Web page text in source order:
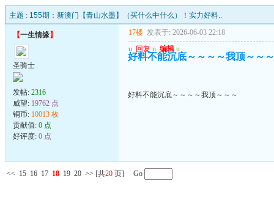
主题 : 155期：新澳门【青山水墨】（买什么中什么）！实力好料..
【一生情缘】
圣骑士
发帖: 2316
威望: 19762 点
铜币: 10013 枚
贡献值: 0 点
好评度: 0 点
17楼 发表于: 2026-06-03 22:18
u 回复 u 编辑 u
好料不能沉底～～～～我顶～～～
好料不能沉底～～～～我顶～～～
<< 15 16 17 18 19 20 >> [共20 页] Go